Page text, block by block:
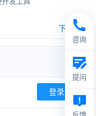
开发工具
下一篇
登录
咨询
提问